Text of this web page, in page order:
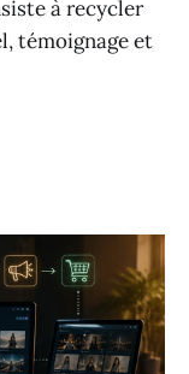
à recycler
témoignage et